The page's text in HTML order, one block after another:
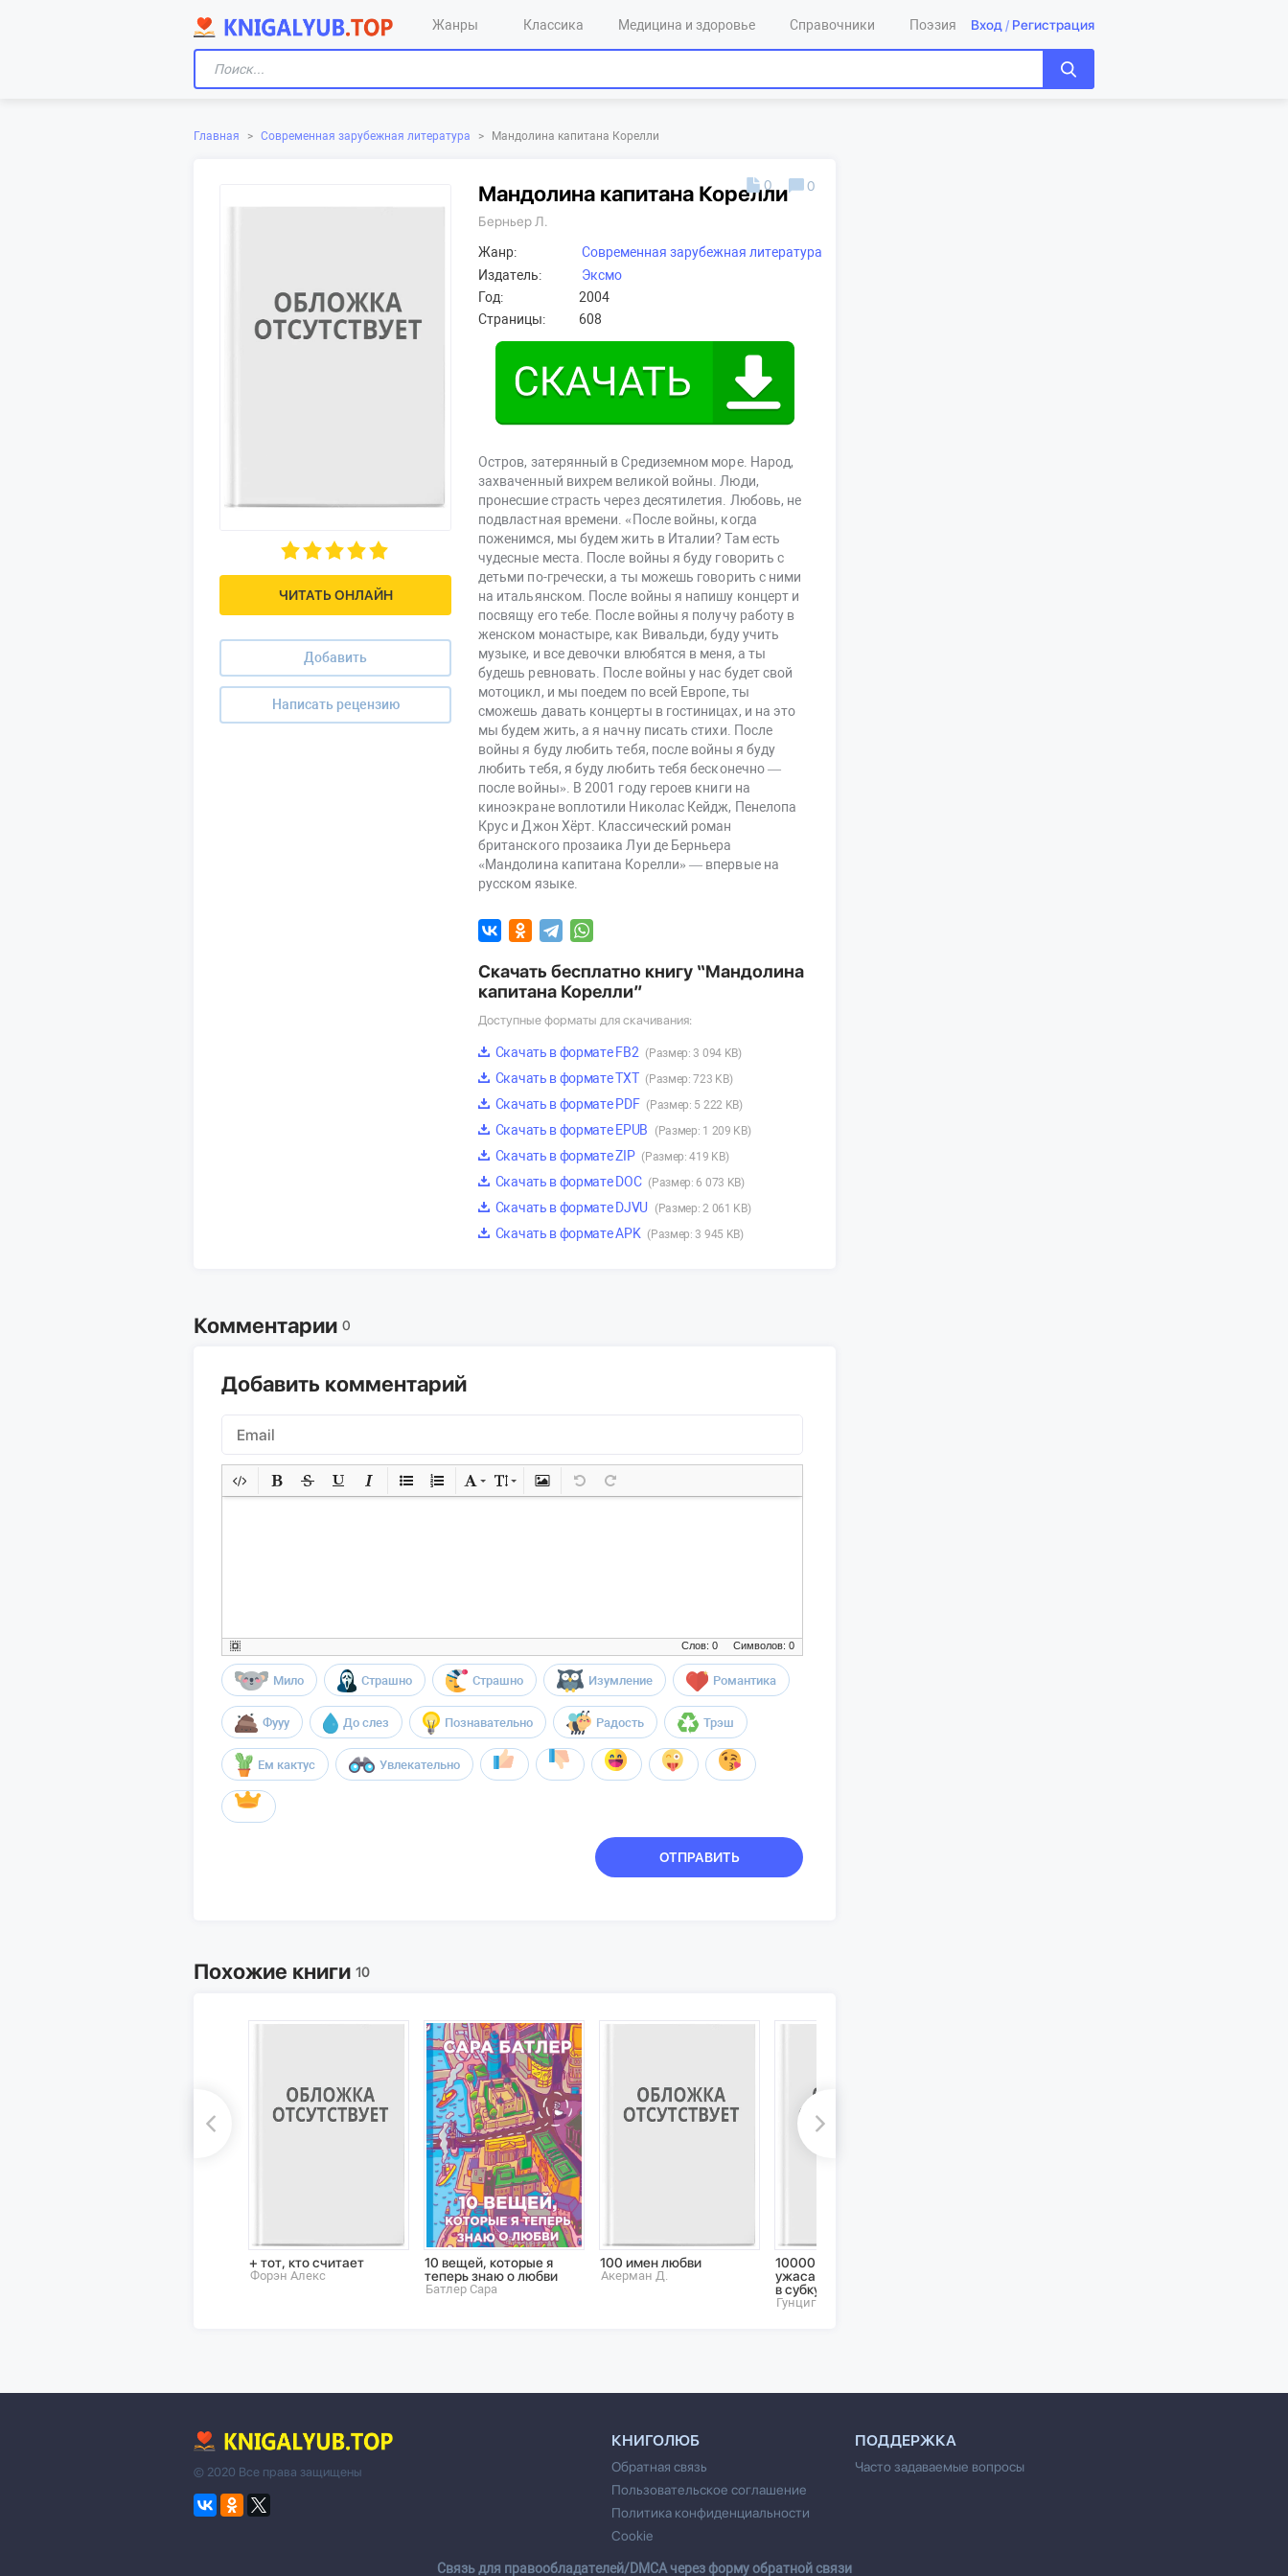
Жанры Классика Медицина и здоровье Справочники Поэзия Вход / Регистрация
Главная > Современная зарубежная литература > Мандолина капитана Корелли
ЧИТАТЬ ОНЛАЙН
Добавить
Написать рецензию
Мандолина капитана Корелли
Берньер Л.
Жанр:
Современная зарубежная литература
Издатель:
Эксмо
Год:
2004
Страницы:
608
Остров, затерянный в Средиземном море. Народ,
захваченный вихрем великой войны. Люди,
пронесшие страсть через десятилетия. Любовь, не
подвластная времени. «После войны, когда
поженимся, мы будем жить в Италии? Там есть
чудесные места. После войны я буду говорить с
детьми по-гречески, а ты можешь говорить с ними
на итальянском. После войны я напишу концерт и
посвящу его тебе. После войны я получу работу в
женском монастыре, как Вивальди, буду учить
музыке, и все девочки влюбятся в меня, а ты
будешь ревновать. После войны у нас будет свой
мотоцикл, и мы поедем по всей Европе, ты
сможешь давать концерты в гостиницах, и на это
мы будем жить, а я начну писать стихи. После
войны я буду любить тебя, после войны я буду
любить тебя, я буду любить тебя бесконечно —
после войны». В 2001 году героев книги на
киноэкране воплотили Николас Кейдж, Пенелопа
Крус и Джон Хёрт. Классический роман
британского прозаика Луи де Берньера
«Мандолина капитана Корелли» — впервые на
русском языке.
0 0
Скачать бесплатно книгу “Мандолина
капитана Корелли”
Доступные форматы для скачивания:
Скачать в формате FB2 (Размер: 3 094 KB)
Скачать в формате TXT (Размер: 723 KB)
Скачать в формате PDF (Размер: 5 222 KB)
Скачать в формате EPUB (Размер: 1 209 KB)
Скачать в формате ZIP (Размер: 419 KB)
Скачать в формате DOC (Размер: 6 073 KB)
Скачать в формате DJVU (Размер: 2 061 KB)
Скачать в формате APK (Размер: 3 945 KB)
Комментарии 0
Добавить комментарий
Символов: 0
Слов: 0
Мило Страшно Страшно Изумление Романтика
Фууу До слез Познавательно Радость Трэш
Ем кактус Увлекательно
ОТПРАВИТЬ
Похожие книги 10
+ тот, кто считает
Форэн Алекс
10 вещей, которые я
теперь знаю о любви
Батлер Сара
100 имен любви
Акерман Д.
10000 литров чистого
ужаса (скромный вклад
в субкультуру)
Гунциг Томас
КНИГОЛЮБ
Обратная связь
Пользовательское соглашение
Политика конфиденциальности
Cookie
ПОДДЕРЖКА
Часто задаваемые вопросы
© 2020 Все права защищены
Cвязь для правообладателей/DMCA через форму обратной связи